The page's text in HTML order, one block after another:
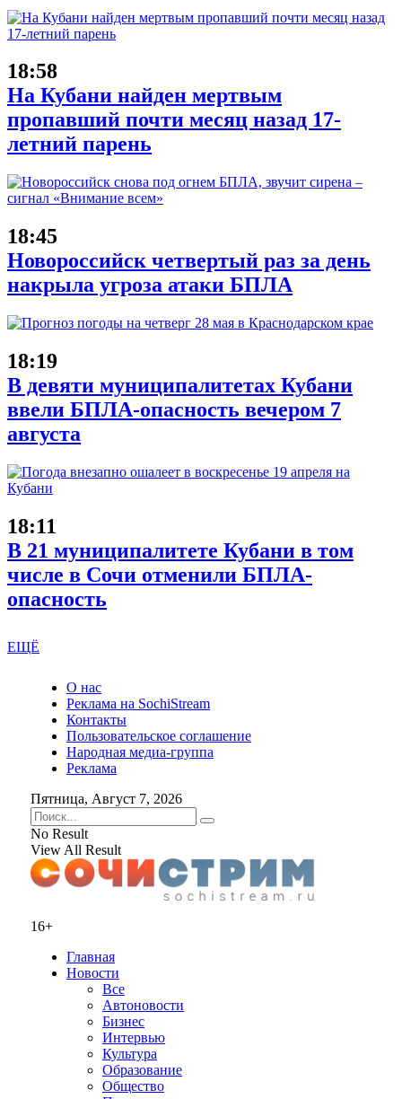
18:58
На Кубани найден мертвым
пропавший почти месяц назад 17-
летний парень
18:45
Новороссийск четвертый раз за день
накрыла угроза атаки БПЛА
18:19
В девяти муниципалитетах Кубани
ввели БПЛА-опасность вечером 7
августа
18:11
В 21 муниципалитете Кубани в том
числе в Сочи отменили БПЛА-
опасность
ЕЩЁ
О нас
Реклама на SochiStream
Контакты
Пользовательское соглашение
Народная медиа-группа
Реклама
Пятница, Август 7, 2026
No Result
View All Result
16+
Главная
Новости
Все
Автоновости
Бизнес
Интервью
Культура
Образование
Общество